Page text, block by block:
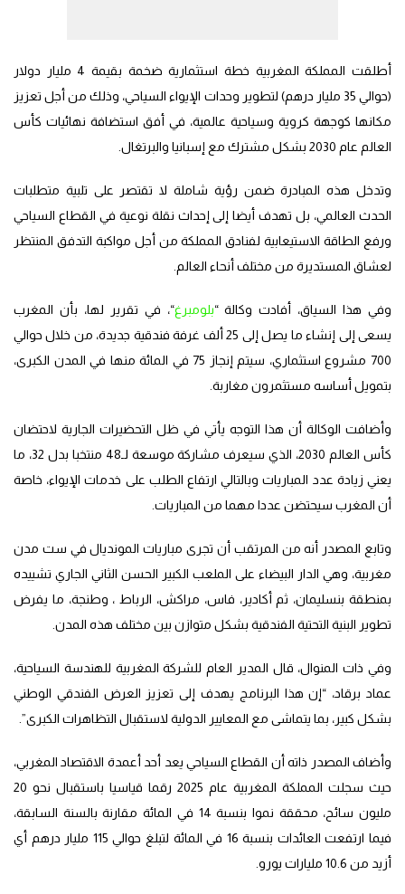
أطلقت المملكة المغربية خطة استثمارية ضخمة بقيمة 4 مليار دولار
(حوالي 35 مليار درهم) لتطوير وحدات الإيواء السياحي، وذلك من أجل تعزيز
مكانها كوجهة كروية وسياحية عالمية، في أفق استضافة نهائيات كأس
العالم عام 2030 بشكل مشترك مع إسبانيا والبرتغال.
وتدخل هذه المبادرة ضمن رؤية شاملة لا تقتصر على تلبية متطلبات
الحدث العالمي، بل تهدف أيضا إلى إحداث نقلة نوعية في القطاع السياحي
ورفع الطاقة الاستيعابية لفنادق المملكة من أجل مواكبة التدفق المنتظر
لعشاق المستديرة من مختلف أنحاء العالم.
وفي هذا السياق، أفادت وكالة “بلومبرغ“، في تقرير لها، بأن المغرب
يسعى إلى إنشاء ما يصل إلى 25 ألف غرفة فندقية جديدة، من خلال حوالي
700 مشروع استثماري، سيتم إنجاز 75 في المائة منها في المدن الكبرى،
بتمويل أساسه مستثمرون مغاربة.
وأضافت الوكالة أن هذا التوجه يأتي في ظل التحضيرات الجارية لاحتضان
كأس العالم 2030، الذي سيعرف مشاركة موسعة لـ48 منتخبا بدل 32، ما
يعني زيادة عدد المباريات وبالتالي ارتفاع الطلب على خدمات الإيواء، خاصة
أن المغرب سيحتضن عددا مهما من المباريات.
وتابع المصدر أنه من المرتقب أن تجرى مباريات المونديال في ست مدن
مغربية، وهي الدار البيضاء على الملعب الكبير الحسن الثاني الجاري تشييده
بمنطقة بنسليمان، ثم أكادير، فاس، مراكش، الرباط ، وطنجة، ما يفرض
تطوير البنية التحتية الفندقية بشكل متوازن بين مختلف هذه المدن.
وفي ذات المنوال، قال المدير العام للشركة المغربية للهندسة السياحية،
عماد برقاد، “إن هذا البرنامج يهدف إلى تعزيز العرض الفندقي الوطني
بشكل كبير، بما يتماشى مع المعايير الدولية لاستقبال التظاهرات الكبرى”.
وأضاف المصدر ذاته أن القطاع السياحي يعد أحد أعمدة الاقتصاد المغربي،
حيث سجلت المملكة المغربية عام 2025 رقما قياسيا باستقبال نحو 20
مليون سائح، محققة نموا بنسبة 14 في المائة مقارنة بالسنة السابقة،
فيما ارتفعت العائدات بنسبة 16 في المائة لتبلغ حوالي 115 مليار درهم أي
أزيد من 10.6 مليارات يورو.